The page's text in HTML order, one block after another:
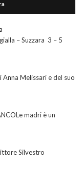
– Suzzara 3 – 5
Melissari e del suo
madri è un
Silvestro